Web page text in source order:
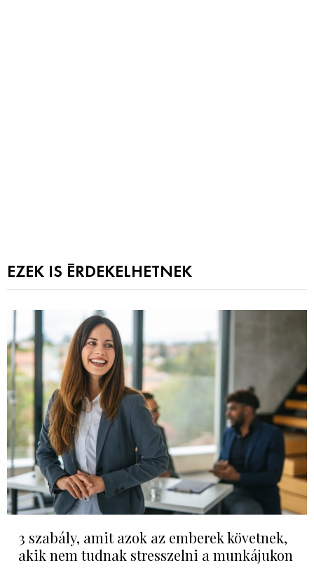
EZEK IS ÉRDEKELHETNEK
3 szabály, amit azok az emberek követnek,
akik nem tudnak stresszelni a munkájukon